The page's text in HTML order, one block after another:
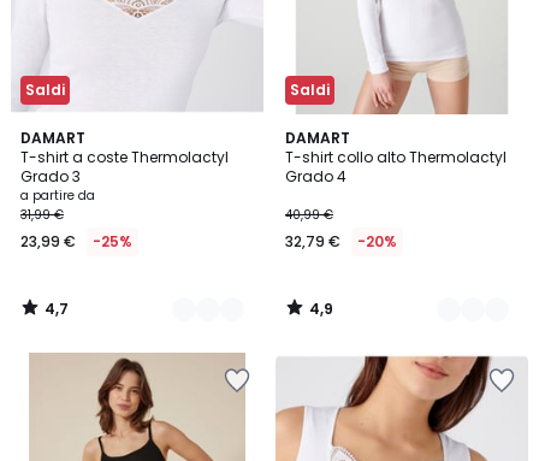
Saldi
DAMART
T-shirt a coste Thermolactyl
Grado 3
a partire da
31,99 €
23,99 € -25%
4,7
/ 5
3
Colori
4,7
/
Saldi
DAMART
T-shirt collo alto Thermolactyl
Grado 4
40,99 €
32,79 € -20%
4,9
/ 5
2
Colori
4,9
/